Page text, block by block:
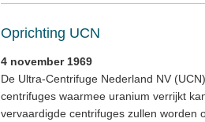
Oprichting UCN
4 november 1969
De Ultra-Centrifuge Nederland NV
centrifuges waarmee uranium verrijkt
vervaardigde centrifuges zullen worden